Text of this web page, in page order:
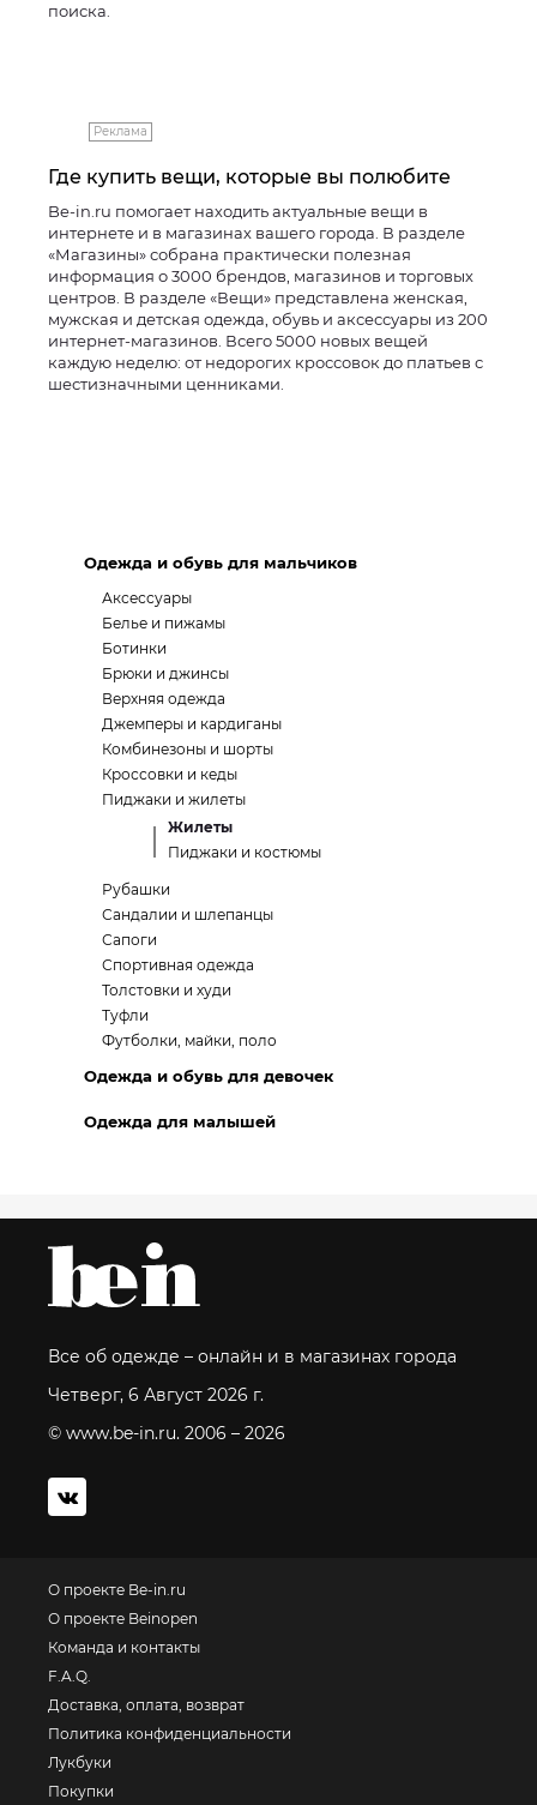
поиска.
Реклама
Где купить вещи, которые вы полюбите
Be-in.ru помогает находить актуальные вещи в
интернете и в магазинах вашего города. В разделе
«Магазины» собрана практически полезная
информация о 3000 брендов, магазинов и торговых
центров. В разделе «Вещи» представлена женская,
мужская и детская одежда, обувь и аксессуары из 200
интернет-магазинов. Всего 5000 новых вещей
каждую неделю: от недорогих кроссовок до платьев с
шестизначными ценниками.
Одежда и обувь для мальчиков
Аксессуары
Белье и пижамы
Ботинки
Брюки и джинсы
Верхняя одежда
Джемперы и кардиганы
Комбинезоны и шорты
Кроссовки и кеды
Пиджаки и жилеты
Жилеты
Пиджаки и костюмы
Рубашки
Сандалии и шлепанцы
Сапоги
Спортивная одежда
Толстовки и худи
Туфли
Футболки, майки, поло
Одежда и обувь для девочек
Одежда для малышей
Все об одежде – онлайн и в магазинах города
Четверг, 6 Август 2026 г.
© www.be-in.ru. 2006 – 2026
О проекте Be-in.ru
О проекте Beinopen
Команда и контакты
F.A.Q.
Доставка, оплата, возврат
Политика конфиденциальности
Лукбуки
Покупки